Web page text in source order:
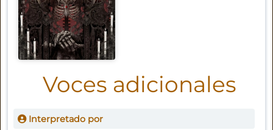
Voces adicionales
Interpretado por